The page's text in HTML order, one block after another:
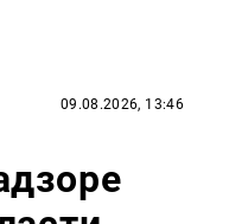
09.08.2026, 13:46